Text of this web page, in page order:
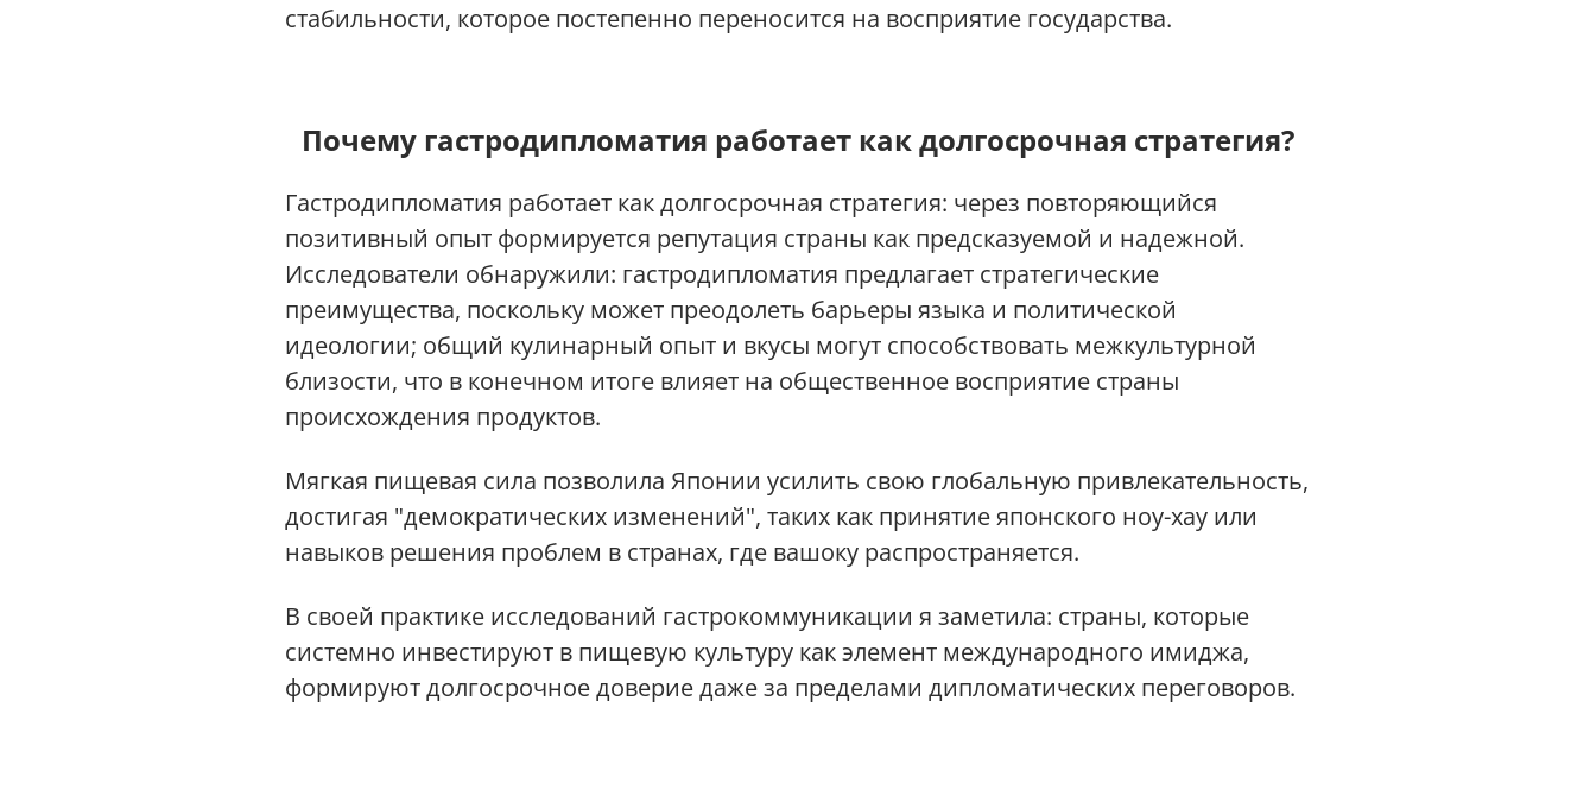
стабильности, которое постепенно переносится на восприятие государства.
Почему гастродипломатия работает как долгосрочная стратегия?
Гастродипломатия работает как долгосрочная стратегия: через повторяющийся
позитивный опыт формируется репутация страны как предсказуемой и надежной.
Исследователи обнаружили: гастродипломатия предлагает стратегические
преимущества, поскольку может преодолеть барьеры языка и политической
идеологии; общий кулинарный опыт и вкусы могут способствовать межкультурной
близости, что в конечном итоге влияет на общественное восприятие страны
происхождения продуктов.
Мягкая пищевая сила позволила Японии усилить свою глобальную привлекательность,
достигая "демократических изменений", таких как принятие японского ноу-хау или
навыков решения проблем в странах, где вашоку распространяется.
В своей практике исследований гастрокоммуникации я заметила: страны, которые
системно инвестируют в пищевую культуру как элемент международного имиджа,
формируют долгосрочное доверие даже за пределами дипломатических переговоров.